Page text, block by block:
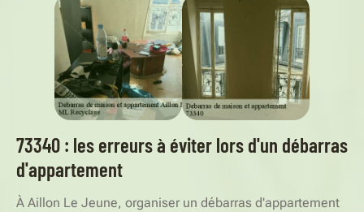
73340 : les erreurs à éviter lors d'un débarras
d'appartement
À Aillon Le Jeune, organiser un débarras d'appartement